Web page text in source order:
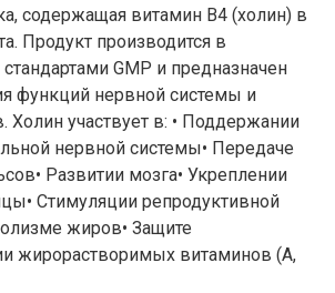
содержащая витамин В4 (холин) в
Продукт производится в
стандартами GMP и предназначен
функций нервной системы и
Холин участвует в: • Поддержании
нервной системы• Передаче
Развитии мозга• Укреплении
Стимуляции репродуктивной
жиров• Защите
жирорастворимых витаминов (A,